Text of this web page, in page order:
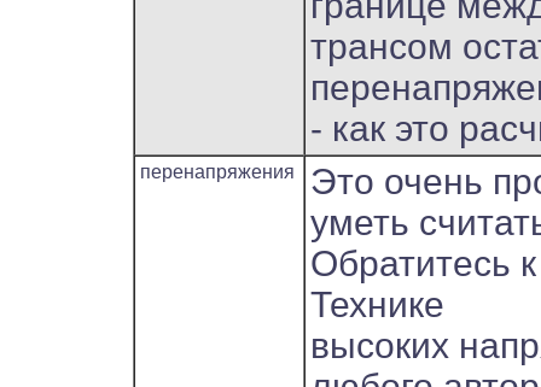
трансом
- как это
перенапряжения
Это очень
уметь
Обратитесь
Технике
высоких